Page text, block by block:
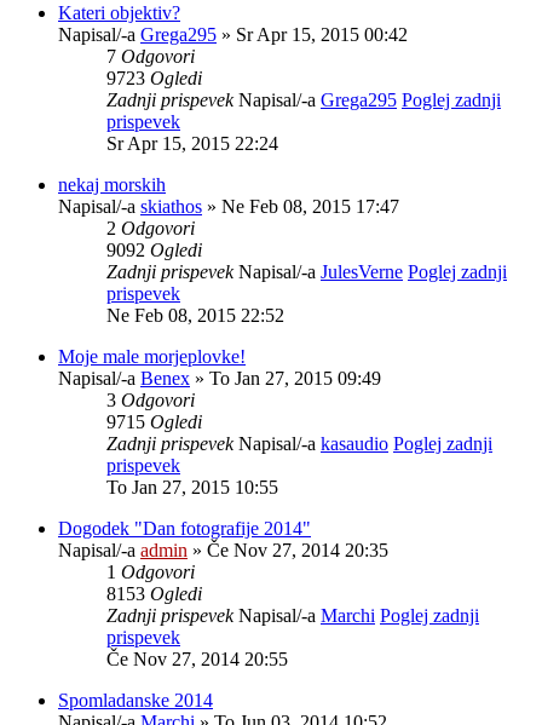
Kateri objektiv?
Napisal/-a Grega295 » Sr Apr 15, 2015 00:42
7 Odgovori
9723 Ogledi
Zadnji prispevekNapisal/-a Grega295 Poglej zadnji
prispevek
Sr Apr 15, 2015 22:24
nekaj morskih
Napisal/-a skiathos » Ne Feb 08, 2015 17:47
2 Odgovori
9092 Ogledi
Zadnji prispevekNapisal/-a JulesVerne Poglej zadnji
prispevek
Ne Feb 08, 2015 22:52
Moje male morjeplovke!
Napisal/-a Benex » To Jan 27, 2015 09:49
3 Odgovori
9715 Ogledi
Zadnji prispevekNapisal/-a kasaudio Poglej zadnji
prispevek
To Jan 27, 2015 10:55
Dogodek "Dan fotografije 2014"
Napisal/-a admin » Če Nov 27, 2014 20:35
1 Odgovori
8153 Ogledi
Zadnji prispevekNapisal/-a Marchi Poglej zadnji
prispevek
Če Nov 27, 2014 20:55
Spomladanske 2014